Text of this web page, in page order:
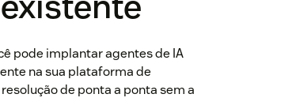
pode implantar agentes de IA
na sua plataforma de
de ponta a ponta sem a